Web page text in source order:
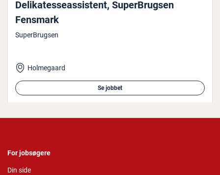
De­li­ka­tes­seas­si­stent, Su­perBrugs­en
Fensmark
SuperBrugsen
Holmegaard
Se jobbet
For jobsøgere
Din side